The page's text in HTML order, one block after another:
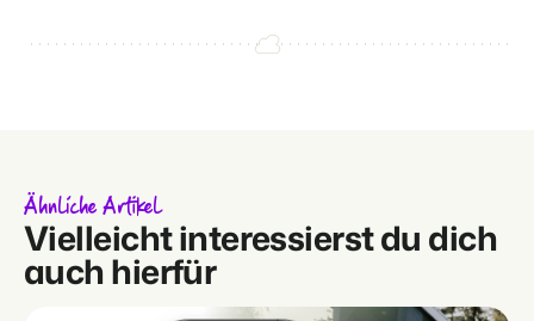
Ähnliche Artikel
Vielleicht interessierst du dich
auch hierfür